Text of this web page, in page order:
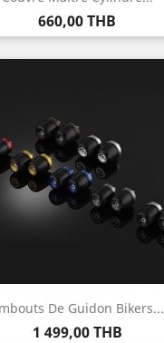
Prix
660,00 THB
De Guidon Bikers...
Prix
1 499,00 THB
Aperçu rapide